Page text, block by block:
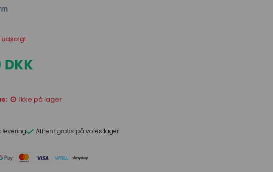
DKK
Ikke på lager
levering Afhent gratis på vores lager